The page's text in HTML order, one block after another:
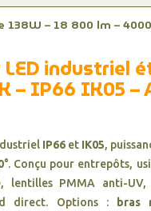
– 18 800 lm –
industriel
– IP66 IK05 –
IP66 et IK05,
. Conçu pour entrepôts,
lentilles PMMA anti-
direct. Options :
bras